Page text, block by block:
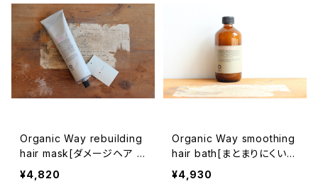
Organic Way rebuilding
hair mask[ダメージヘア ト
リートメント]
¥4,820
Organic Way smoothing
hair bath[まとまりにくい髪
質の方へ]
¥4,930